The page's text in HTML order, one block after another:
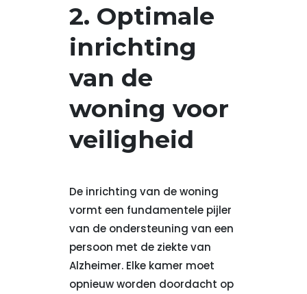
2. Optimale
inrichting
van de
woning voor
veiligheid
De inrichting van de woning
vormt een fundamentele pijler
van de ondersteuning van een
persoon met de ziekte van
Alzheimer. Elke kamer moet
opnieuw worden doordacht op